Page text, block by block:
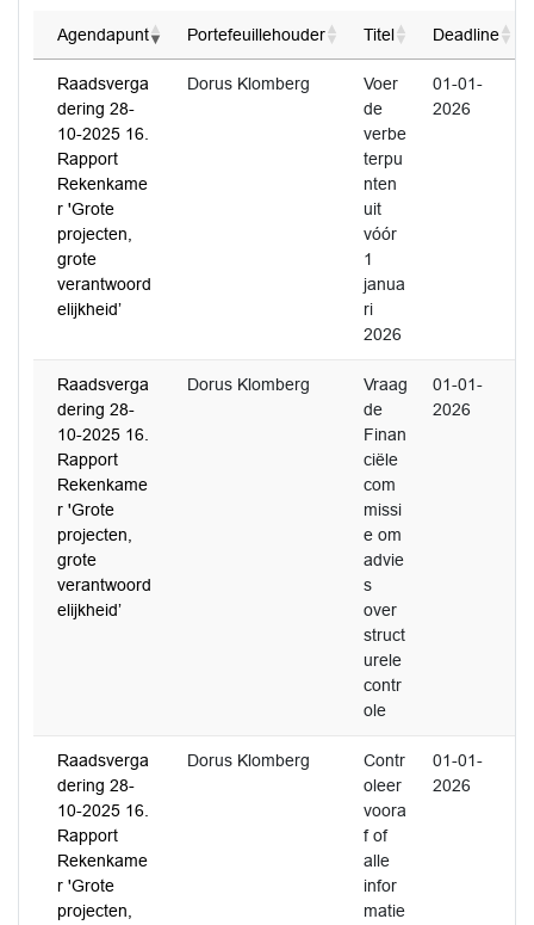
Agendapunt Portefeuillehouder Titel Deadline
Raadsverga
dering 28-
10-2025 16.
Rapport
Rekenkame
r 'Grote
projecten,
grote
verantwoord
elijkheid’
Dorus Klomberg
Voer
de
verbe
terpu
nten
uit
vóór
1
janua
ri
2026
01-01-
2026
Raadsverga
dering 28-
10-2025 16.
Rapport
Rekenkame
r 'Grote
projecten,
grote
verantwoord
elijkheid’
Dorus Klomberg
Vraag
de
Finan
ciële
com
missi
e om
advie
s
over
struct
urele
contr
ole
01-01-
2026
Raadsverga
dering 28-
10-2025 16.
Rapport
Rekenkame
r 'Grote
projecten,
Dorus Klomberg
Contr
oleer
voora
f of
alle
infor
matie
01-01-
2026